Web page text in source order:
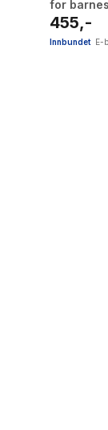
for
455,-
Innbundet E-